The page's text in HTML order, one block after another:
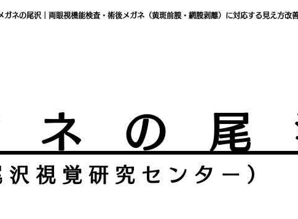
ネの尾沢｜両眼視機能検査・術後メガネ（黄斑前膜・網膜剥離）に対応する見え方改
ネ の 尾
沢 視 覚 研 究 セ ン タ ー ）